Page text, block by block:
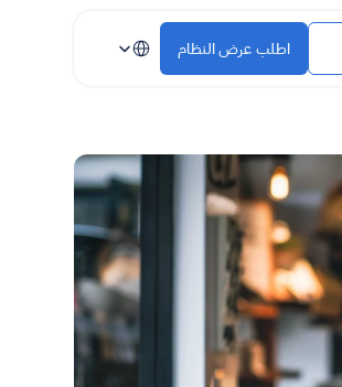
اطلب عرض النظام
Select Language